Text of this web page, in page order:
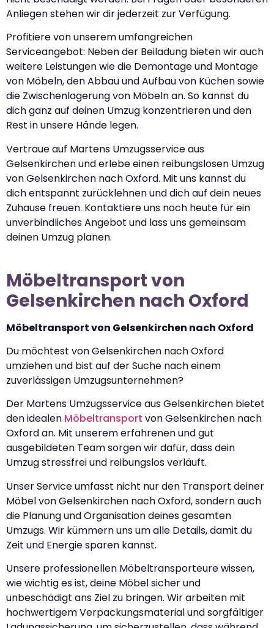
Anliegen stehen wir dir jederzeit zur Verfügung.
Profitiere von unserem umfangreichen
Serviceangebot: Neben der Beiladung bieten wir auch
weitere Leistungen wie die Demontage und Montage
von Möbeln, den Abbau und Aufbau von Küchen sowie
die Zwischenlagerung von Möbeln an. So kannst du
dich ganz auf deinen Umzug konzentrieren und den
Rest in unsere Hände legen.
Vertraue auf Martens Umzugsservice aus
Gelsenkirchen und erlebe einen reibungslosen Umzug
von Gelsenkirchen nach Oxford. Mit uns kannst du
dich entspannt zurücklehnen und dich auf dein neues
Zuhause freuen. Kontaktiere uns noch heute für ein
unverbindliches Angebot und lass uns gemeinsam
deinen Umzug planen.
Möbeltransport von
Gelsenkirchen nach Oxford
Möbeltransport von Gelsenkirchen nach Oxford
Du möchtest von Gelsenkirchen nach Oxford
umziehen und bist auf der Suche nach einem
zuverlässigen Umzugsunternehmen?
Der Martens Umzugsservice aus Gelsenkirchen bietet
den idealen Möbeltransport von Gelsenkirchen nach
Oxford an. Mit unserem erfahrenen und gut
ausgebildeten Team sorgen wir dafür, dass dein
Umzug stressfrei und reibungslos verläuft.
Unser Service umfasst nicht nur den Transport deiner
Möbel von Gelsenkirchen nach Oxford, sondern auch
die Planung und Organisation deines gesamten
Umzugs. Wir kümmern uns um alle Details, damit du
Zeit und Energie sparen kannst.
Unsere professionellen Möbeltransporteure wissen,
wie wichtig es ist, deine Möbel sicher und
unbeschädigt ans Ziel zu bringen. Wir arbeiten mit
hochwertigem Verpackungsmaterial und sorgfältiger